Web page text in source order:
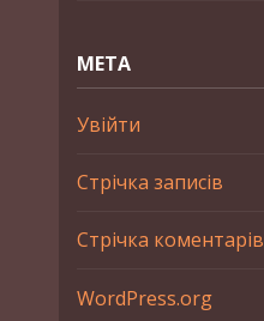
МЕТА
Увійти
Стрічка записів
Стрічка коментарів
WordPress.org